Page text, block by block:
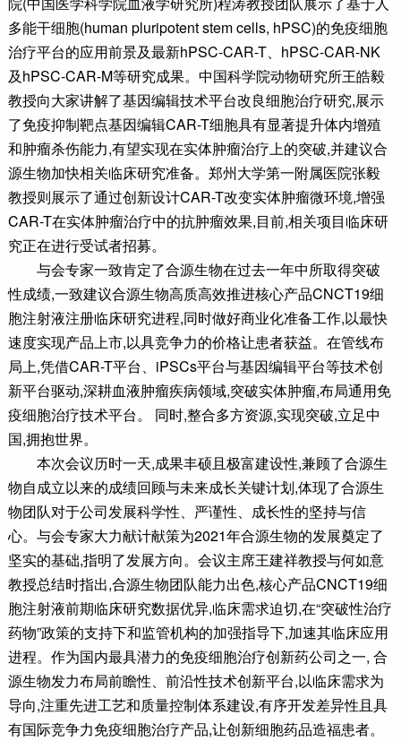
多能干细胞(human pluripotent stem cells, hPSC)的免疫细胞
治疗平台的应用前景及最新hPSC-CAR-T、hPSC-CAR-NK
及hPSC-CAR-M等研究成果。中国科学院动物研究所王皓毅
教授向大家讲解了基因编辑技术平台改良细胞治疗研究,展示
了免疫抑制靶点基因编辑CAR-T细胞具有显著提升体内增殖
和肿瘤杀伤能力,有望实现在实体肿瘤治疗上的突破,并建议合
源生物加快相关临床研究准备。郑州大学第一附属医院张毅
教授则展示了通过创新设计CAR-T改变实体肿瘤微环境,增强
CAR-T在实体肿瘤治疗中的抗肿瘤效果,目前,相关项目临床研
究正在进行受试者招募。
与会专家一致肯定了合源生物在过去一年中所取得突破
性成绩,一致建议合源生物高质高效推进核心产品CNCT19细
胞注射液注册临床研究进程,同时做好商业化准备工作,以最快
速度实现产品上市,以具竞争力的价格让患者获益。在管线布
局上,凭借CAR-T平台、iPSCs平台与基因编辑平台等技术创
新平台驱动,深耕血液肿瘤疾病领域,突破实体肿瘤,布局通用免
疫细胞治疗技术平台。 同时,整合多方资源,实现突破,立足中
国,拥抱世界。
本次会议历时一天,成果丰硕且极富建设性,兼顾了合源生
物自成立以来的成绩回顾与未来成长关键计划,体现了合源生
物团队对于公司发展科学性、严谨性、成长性的坚持与信
心。与会专家大力献计献策为2021年合源生物的发展奠定了
坚实的基础,指明了发展方向。会议主席王建祥教授与何如意
教授总结时指出,合源生物团队能力出色,核心产品CNCT19细
胞注射液前期临床研究数据优异,临床需求迫切,在“突破性治疗
药物”政策的支持下和监管机构的加强指导下,加速其临床应用
进程。作为国内最具潜力的免疫细胞治疗创新药公司之一, 合
源生物发力布局前瞻性、前沿性技术创新平台,以临床需求为
导向,注重先进工艺和质量控制体系建设,有序开发差异性且具
有国际竞争力免疫细胞治疗产品,让创新细胞药品造福患者。